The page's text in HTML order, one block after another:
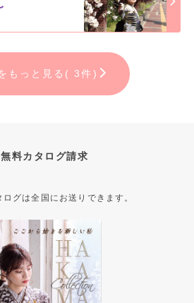
もっと見る( 3件)
無料カタログ請求
グは全国にお送りできます。